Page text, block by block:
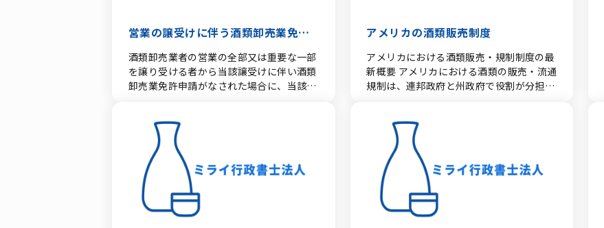
するために必要となる場合 その他国税局長
が必要と認める書類 案件に応じて指示され
る補足書類 4. 手続きのスケジュールと注
意点 事前確認・書類準備 輸出する酒類の
製造場所・詰口日を確認し、13都県産の場
します。 税務署（酒類指導官）への申請
管轄の税務署（広域運営中心署）へ書類一
式を提出します。 審査・証明書交付 国税
局での審査を経て、英文等の指定証明書が
交付されます。 輸出・通関 交付された証
明書を添えて通関手続き（日本側の輸出通
関および韓国側の輸入通関）を行います。
と警察に課される証拠提出責任が軽減され
ました。 販売時間に関しては、従来の制限
（平日午後１１時以降の禁止等）を撤廃
し、２４時間・年中無休の販売を可能とさ
れました。 その他 販売時間の自由化: 24時
定）。 年齢確認とデジタルID: 年齢確認
（Challenge 21/25）において、デジタル
IDアプリによる年齢確認の導入が推進・法
制化（2026年秋施行予定など）されてい
ます。
せ、瓶のサイズ、内容量も変更した方がよ
関して 海外の酒類取扱業者またはワイナリ
ーなどの製造元から直接輸入します。 日本
において販売できる業者は、酒類小売業者
おいて販売することが確実であれば、輸出
酒類卸売業免許取得が可能です。
(2) 酒類販売媒介業免許の取扱い 酒類
所の所在する場所ごとに免許を必要とす
る。 （注） 酒類販売媒介業免許を受けた
場所には、酒類の媒介業者の事務所である
売媒介業免許が必要になります。
営業の譲受けに伴う酒類卸売業免許
の取扱い
酒類卸売業者の営業の全部又は重要な一部
を譲り受ける者から当該譲受けに伴い酒類
卸売業免許申請がなされた場合に、当該申
調整要件》又は同号関係の7《ビール卸売
業免許の需給調整要件》に定める要件を満
たしていない場 合であっても酒類卸売業免
許を付与することができる。（平17課酒1-
53改正） (1) 当該営業の譲受けに伴う新
規の酒類卸売業免許の申請書の提出に併せ
て、それまで営業をしてきた既存販売場に
アメリカの酒類販売制度
アメリカにおける酒類販売・規制制度の最
新概要 アメリカにおける酒類の販売・流通
規制は、連邦政府と州政府で役割が分担さ
は、**連邦法の規制（TTB）**だけでな
く、**進出先（州）ごとの独自規制（3層
システム等）**を正確に把握することが不
可欠です。 1. 制度の基本構造：連邦政府と
州政府の役割分担 アメリカでは、アメリカ
合衆国憲法第21条修正条項に基づき、酒類
の管理権限が各州に大きく委任されていま